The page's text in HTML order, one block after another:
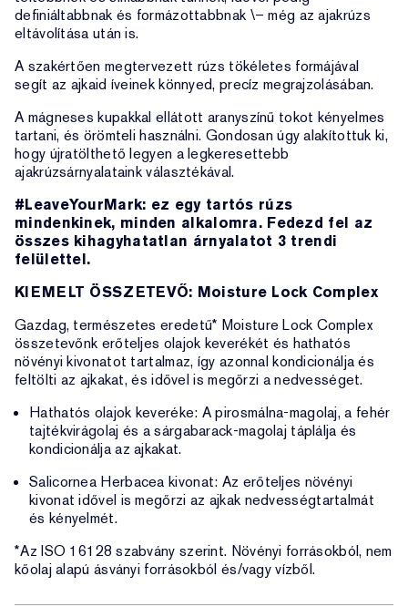
definiáltabbnak és formázottabbnak \– még az ajakrúzs
eltávolítása után is.
A szakértően megtervezett rúzs tökéletes formájával
segít az ajkaid íveinek könnyed, precíz megrajzolásában.
A mágneses kupakkal ellátott aranyszínű tokot kényelmes
tartani, és örömteli használni. Gondosan úgy alakítottuk ki,
hogy újratölthető legyen a legkeresettebb
ajakrúzsárnyalataink választékával.
#LeaveYourMark: ez egy tartós rúzs
mindenkinek, minden alkalomra. Fedezd fel az
összes kihagyhatatlan árnyalatot 3 trendi
felülettel.
KIEMELT ÖSSZETEVŐ: Moisture Lock Complex
Gazdag, természetes eredetű* Moisture Lock Complex
összetevőnk erőteljes olajok keverékét és hathatós
növényi kivonatot tartalmaz, így azonnal kondicionálja és
feltölti az ajkakat, és idővel is megőrzi a nedvességet.
Hathatós olajok keveréke: A pirosmálna-magolaj, a fehér
tajtékvirágolaj és a sárgabarack-magolaj táplálja és
kondicionálja az ajkakat.
Salicornea Herbacea kivonat: Az erőteljes növényi
kivonat idővel is megőrzi az ajkak nedvességtartalmát
és kényelmét.
*Az ISO 16128 szabvány szerint. Növényi forrásokból, nem
kőolaj alapú ásványi forrásokból és/vagy vízből.